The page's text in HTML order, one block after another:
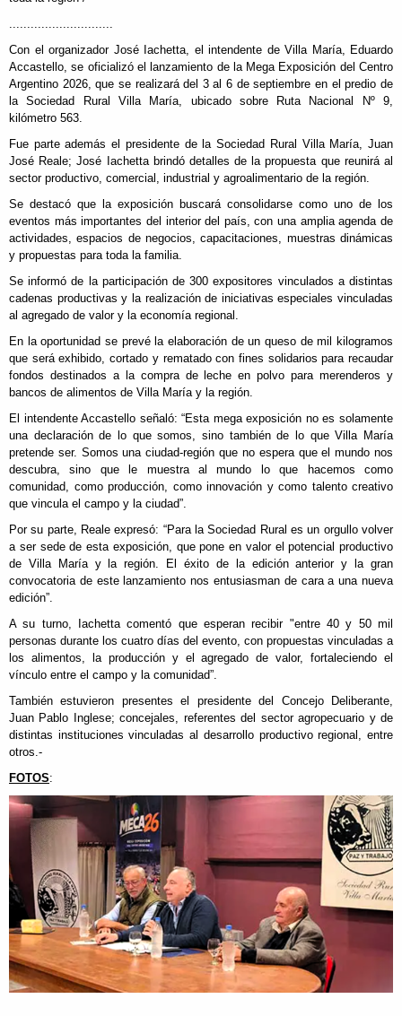
Con el organizador José Iachetta, el intendente de Villa María, Eduardo
Accastello, se oficializó el lanzamiento de la Mega Exposición del Centro
Argentino 2026, que se realizará del 3 al 6 de septiembre en el predio de
la Sociedad Rural Villa María, ubicado sobre Ruta Nacional Nº 9,
kilómetro 563.
Fue parte además el presidente de la Sociedad Rural Villa María, Juan
José Reale; José Iachetta brindó detalles de la propuesta que reunirá al
sector productivo, comercial, industrial y agroalimentario de la región.
Se destacó que la exposición buscará consolidarse como uno de los
eventos más importantes del interior del país, con una amplia agenda de
actividades, espacios de negocios, capacitaciones, muestras dinámicas
y propuestas para toda la familia.
Se informó de la participación de 300 expositores vinculados a distintas
cadenas productivas y la realización de iniciativas especiales vinculadas
al agregado de valor y la economía regional.
En la oportunidad se prevé la elaboración de un queso de mil kilogramos
que será exhibido, cortado y rematado con fines solidarios para recaudar
fondos destinados a la compra de leche en polvo para merenderos y
bancos de alimentos de Villa María y la región.
El intendente Accastello señaló: “Esta mega exposición no es solamente
una declaración de lo que somos, sino también de lo que Villa María
pretende ser. Somos una ciudad-región que no espera que el mundo nos
descubra, sino que le muestra al mundo lo que hacemos como
comunidad, como producción, como innovación y como talento creativo
que vincula el campo y la ciudad”.
Por su parte, Reale expresó: “Para la Sociedad Rural es un orgullo volver
a ser sede de esta exposición, que pone en valor el potencial productivo
de Villa María y la región. El éxito de la edición anterior y la gran
convocatoria de este lanzamiento nos entusiasman de cara a una nueva
edición”.
A su turno, Iachetta comentó que esperan recibir "entre 40 y 50 mil
personas durante los cuatro días del evento, con propuestas vinculadas a
los alimentos, la producción y el agregado de valor, fortaleciendo el
vínculo entre el campo y la comunidad”.
También estuvieron presentes el presidente del Concejo Deliberante,
Juan Pablo Inglese; concejales, referentes del sector agropecuario y de
distintas instituciones vinculadas al desarrollo productivo regional, entre
otros.-
FOTOS: